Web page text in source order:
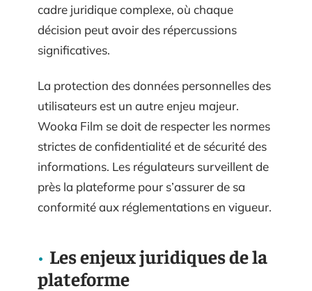
cadre juridique complexe, où chaque
décision peut avoir des répercussions
significatives.
La protection des données personnelles des
utilisateurs est un autre enjeu majeur.
Wooka Film se doit de respecter les normes
strictes de confidentialité et de sécurité des
informations. Les régulateurs surveillent de
près la plateforme pour s’assurer de sa
conformité aux réglementations en vigueur.
Les enjeux juridiques de la
plateforme